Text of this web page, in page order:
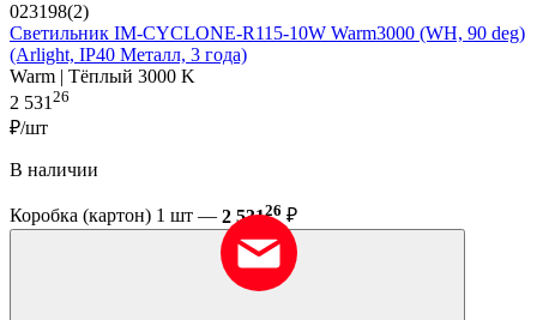
023198(2)
Светильник IM-CYCLONE-R115-10W Warm3000 (WH, 90 deg)
(Arlight, IP40 Металл, 3 года)
Warm | Тёплый 3000 K
2 53126
₽/шт
В наличии
Коробка (картон) 1 шт — 2 53126 ₽